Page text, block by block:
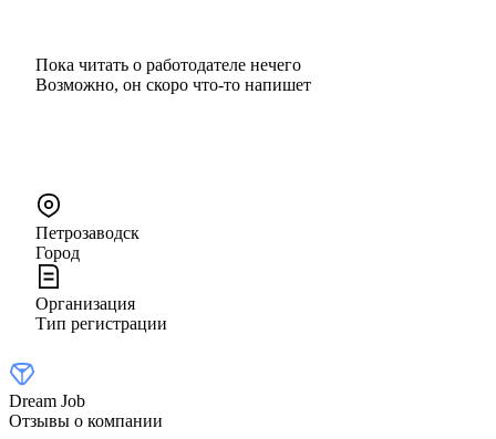
Пока читать о работодателе нечего
Возможно, он скоро что‑то напишет
Петрозаводск
Город
Организация
Тип регистрации
Dream Job
Отзывы о компании